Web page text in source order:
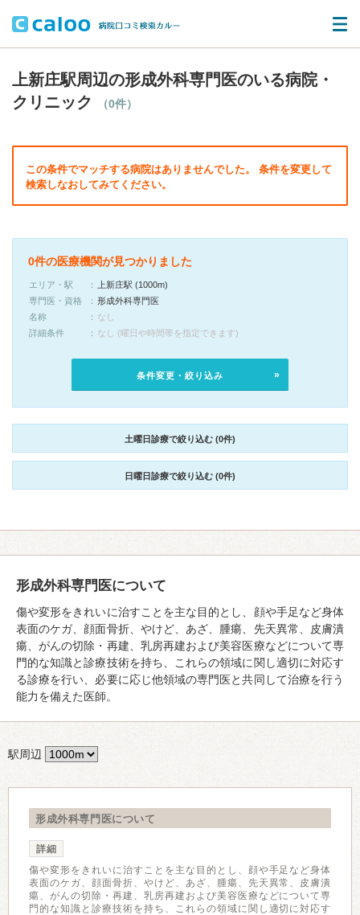
上新庄駅周辺の形成外科専門医のいる病院・
クリニック
（0件）
この条件でマッチする病院はありませんでした。 条件を変更して
検索しなおしてみてください。
0件の医療機関が見つかりました
エリア・駅
上新庄駅 (1000m)
専門医・資格
形成外科専門医
名称
なし
詳細条件
なし (曜日や時間帯を指定できます)
条件変更・絞り込み
土曜日診療で絞り込む (0件)
日曜日診療で絞り込む (0件)
形成外科専門医について
傷や変形をきれいに治すことを主な目的とし、顔や手足など身体
表面のケガ、顔面骨折、やけど、あざ、腫瘍、先天異常、皮膚潰
瘍、がんの切除・再建、乳房再建および美容医療などについて専
門的な知識と診療技術を持ち、これらの領域に関し適切に対応す
る診療を行い、必要に応じ他領域の専門医と共同して治療を行う
能力を備えた医師。
駅周辺
形成外科専門医について
詳細
傷や変形をきれいに治すことを主な目的とし、顔や手足など身体
表面のケガ、顔面骨折、やけど、あざ、腫瘍、先天異常、皮膚潰
瘍、がんの切除・再建、乳房再建および美容医療などについて専
門的な知識と診療技術を持ち、これらの領域に関し適切に対応す